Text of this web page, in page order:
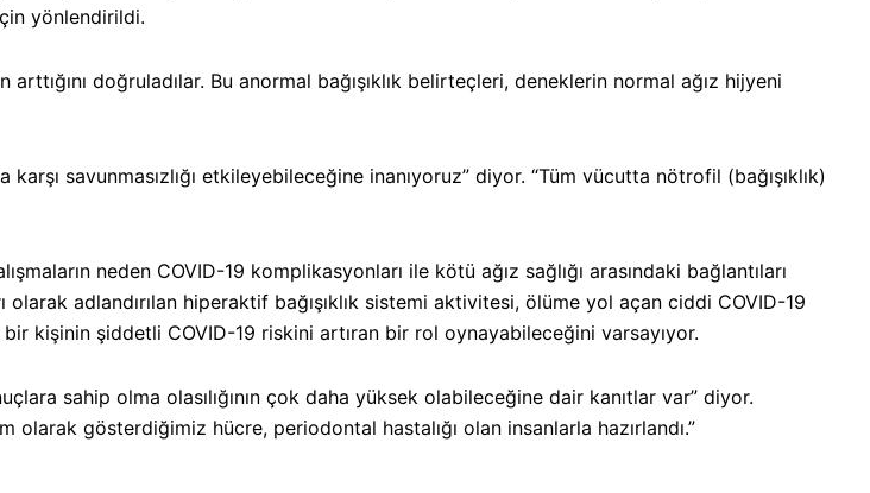
yönlendirildi.
doğruladılar. Bu anormal bağışıklık belirteçleri, deneklerin normal ağız hijyeni
savunmasızlığı etkileyebileceğine inanıyoruz” diyor. “Tüm vücutta nötrofil (bağışıklık)
neden COVID-19 komplikasyonları ile kötü ağız sağlığı arasındaki bağlantıları
adlandırılan hiperaktif bağışıklık sistemi aktivitesi, ölüme yol açan ciddi COVID-19
kişinin şiddetli COVID-19 riskini artıran bir rol oynayabileceğini varsayıyor.
sahip olma olasılığının çok daha yüksek olabileceğine dair kanıtlar var” diyor.
gösterdiğimiz hücre, periodontal hastalığı olan insanlarla hazırlandı.”